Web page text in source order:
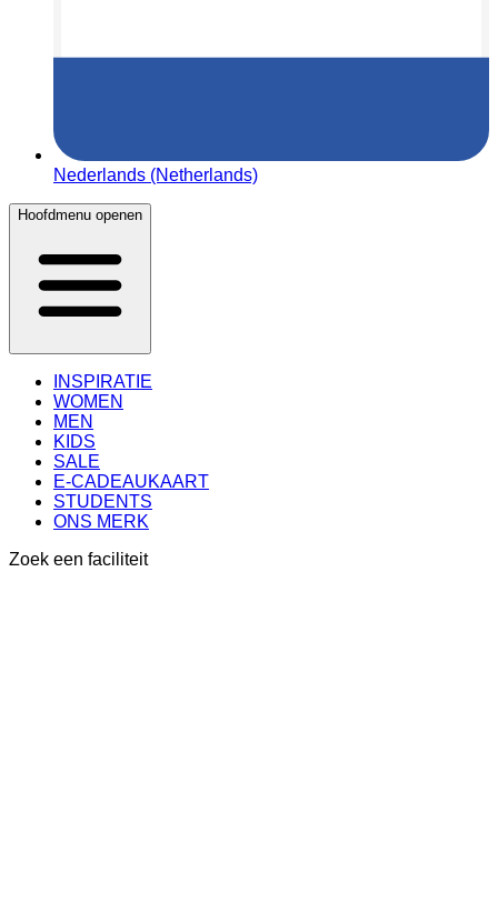
Nederlands (Netherlands)
Hoofdmenu openen
INSPIRATIE
WOMEN
MEN
KIDS
SALE
E-CADEAUKAART
STUDENTS
ONS MERK
Zoek een faciliteit